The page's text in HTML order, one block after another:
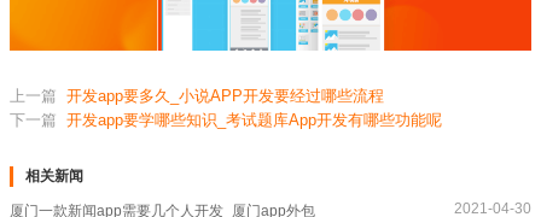
上一篇 开发app要多久_小说APP开发要经过哪些流程
下一篇 开发app要学哪些知识_考试题库App开发有哪些功能呢
相关新闻
厦门一款新闻app需要几个人开发_厦门app外包 2021-04-30